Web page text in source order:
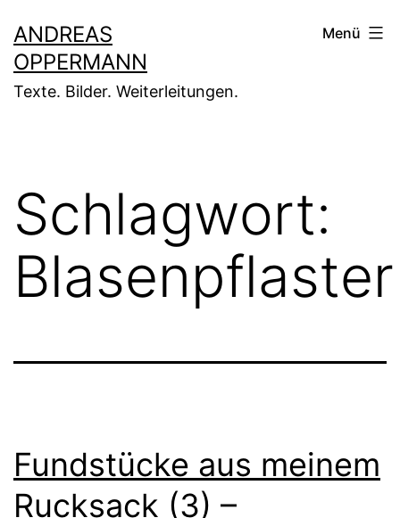
Inhalt
springen
ANDREAS
OPPERMANN
Texte. Bilder. Weiterleitungen.
Menü
Schlagwort:
Blasenpflaster
Fundstücke aus meinem
Rucksack (3) –